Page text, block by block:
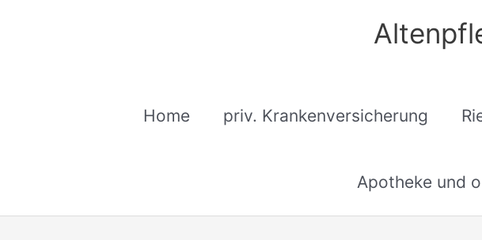
Home priv. Krankenversicherung
Apotheke und